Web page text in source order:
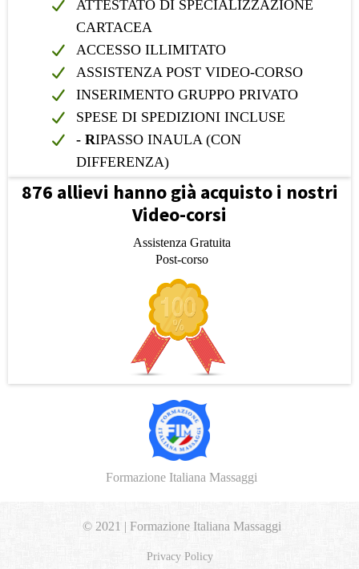
ATTESTATO DI SPECIALIZZAZIONE
CARTACEA
ACCESSO ILLIMITATO
ASSISTENZA POST VIDEO-CORSO
INSERIMENTO GRUPPO PRIVATO
SPESE DI SPEDIZIONI INCLUSE
- RIPASSO INAULA (CON
DIFFERENZA)
876 allievi hanno già acquisto i nostri
Video-corsi
Assistenza Gratuita
Post-corso
Formazione Italiana Massaggi
© 2021 | Formazione Italiana Massaggi
Privacy Policy